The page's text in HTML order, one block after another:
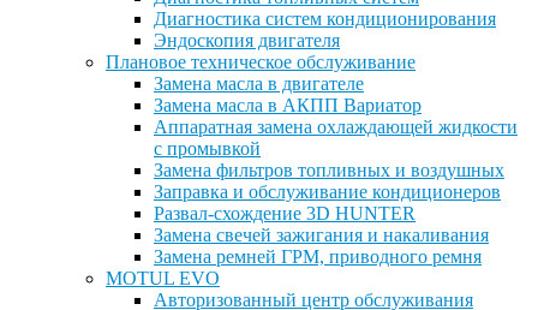
Диагностика систем кондиционирования
Эндоскопия двигателя
Плановое техническое обслуживание
Замена масла в двигателе
Замена масла в АКПП Вариатор
Аппаратная замена охлаждающей жидкости
с промывкой
Замена фильтров топливных и воздушных
Заправка и обслуживание кондиционеров
Развал-схождение 3D HUNTER
Замена свечей зажигания и накаливания
Замена ремней ГРМ, приводного ремня
MOTUL EVO
Авторизованный центр обслуживания